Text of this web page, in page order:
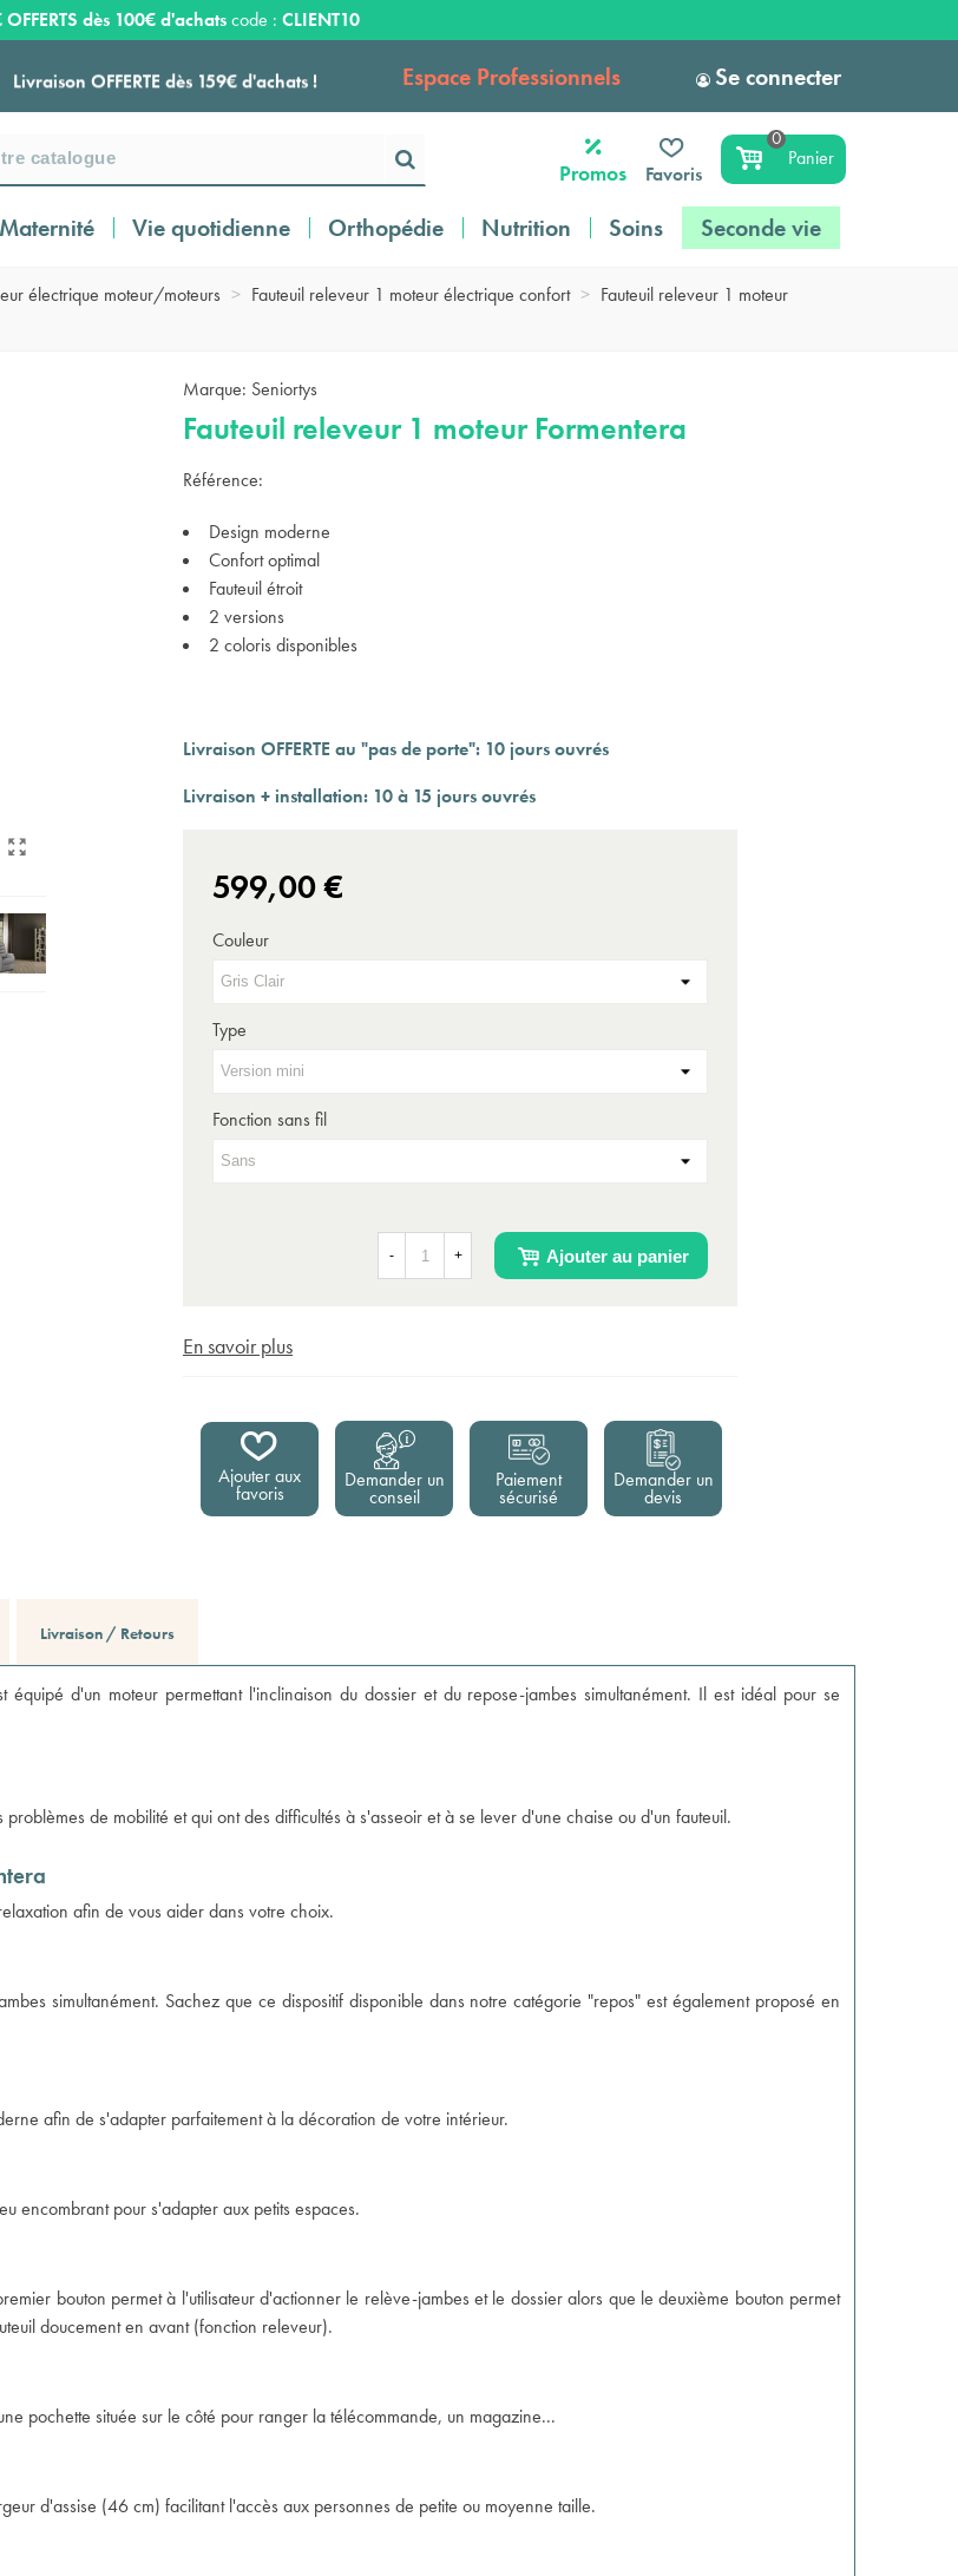
Livraison OFFERTE dès 159€ d'achats !
en 3 ou 4 fois SANS FRAIS à partir de
100€
en 3 ou 4 fois SANS FRAIS à partir de
Expédition sous 24 à 48 heures ouvrées*
OFFERTS dès 100€ d'achatscode : CLIENT10
Espace Professionnels Se connecter
Promos Favoris
0
Panier
Maternité Vie quotidienne Orthopédie Nutrition Soins Seconde vie
électrique moteur/moteurs > Fauteuil releveur 1 moteur électrique confort > Fauteuil releveur 1 moteur
Marque: Seniortys
Fauteuil releveur 1 moteur Formentera
Référence:
Design moderne
Confort optimal
Fauteuil étroit
2 versions
2 coloris disponibles
Livraison OFFERTE au "pas de porte": 10 jours ouvrés
Livraison + installation: 10 à 15 jours ouvrés
599,00 €
- + Ajouter au panier
Couleur
Type
Fonction sans fil
En savoir plus
Ajouter aux
favoris
Demander un
conseil
Paiement
sécurisé
Demander un
devis
Livraison / Retours
d'un moteur permettant l'inclinaison du dossier et du repose-jambes simultanément. Il est idéal pour se
de mobilité et qui ont des difficultés à s'asseoir et à se lever d'une chaise ou d'un fauteuil.
afin de vous aider dans votre choix.
simultanément. Sachez que ce dispositif disponible dans notre catégorie "repos" est également proposé en
afin de s'adapter parfaitement à la décoration de votre intérieur.
encombrant pour s'adapter aux petits espaces.
bouton permet à l'utilisateur d'actionner le relève-jambes et le dossier alors que le deuxième bouton permet
doucement en avant (fonction releveur).
pochette située sur le côté pour ranger la télécommande, un magazine...
d'assise (46 cm) facilitant l'accès aux personnes de petite ou moyenne taille.